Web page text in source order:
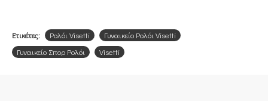
Ετικέτες: Ρολόι Visetti
Γυναικείο Ρολόι Visetti
Γυναικείο Σπορ Ρολόι
Visetti